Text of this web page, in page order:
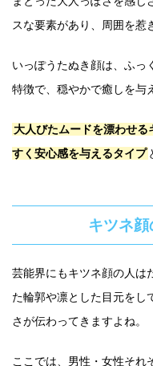
スな要素があり、周囲を惹
いっぽうたぬき顔は、ふっ
特徴で、穏やかで癒しを与
大人びたムードを漂わせ
すく安心感を与えるタイプ
キツネ顔
芸能界にもキツネ顔の人は
た輪郭や凛とした目元をし
さが伝わってきますよね。
ここでは、男性・女性それ